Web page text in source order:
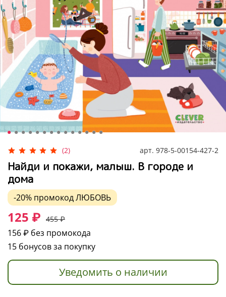
(2) арт. 978-5-00154-427-2
Найди и покажи, малыш. В городе и
дома
-20% промокодЛЮБОВЬ
125 ₽ 455 ₽
156 ₽ без промокода
15 бонусов за покупку
Уведомить о наличии